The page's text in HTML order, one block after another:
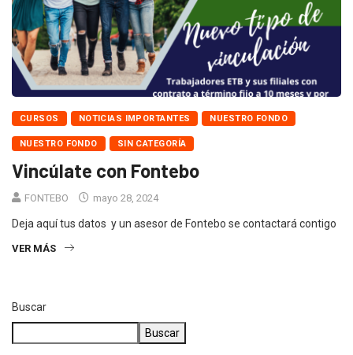
CURSOS NOTICIAS IMPORTANTES NUESTRO FONDO
NUESTRO FONDO SIN CATEGORÍA
Vincúlate con Fontebo
FONTEBO mayo 28, 2024
Deja aquí tus datos y un asesor de Fontebo se contactará contigo
VER MÁS
Buscar
Buscar